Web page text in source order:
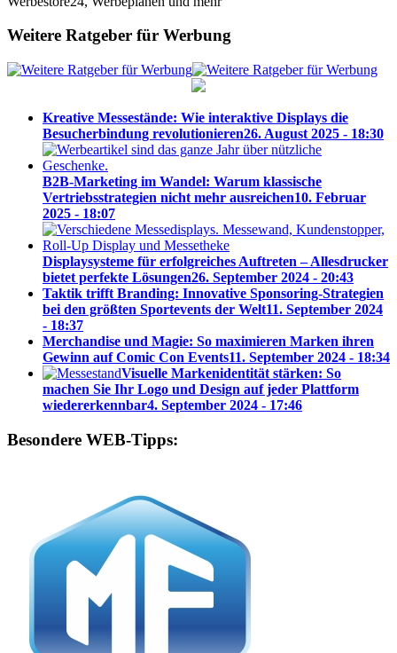
Weitere Ratgeber für Werbung
Kreative Messestände: Wie interaktive Displays die
Besucherbindung revolutionieren26. August 2025 - 18:30
B2B-Marketing im Wandel: Warum klassische
Vertriebsstrategien nicht mehr ausreichen10. Februar
2025 - 18:07
Displaysysteme für erfolgreiches Auftreten – Allesdrucker
bietet perfekte Lösungen26. September 2024 - 20:43
Taktik trifft Branding: Innovative Sponsoring-Strategien
bei den größten Sportevents der Welt11. September 2024
- 18:37
Merchandise und Magie: So maximieren Marken ihren
Gewinn auf Comic Con Events11. September 2024 - 18:34
Visuelle Markenidentität stärken: So
machen Sie Ihr Logo und Design auf jeder Plattform
wiedererkennbar4. September 2024 - 17:46
Besondere WEB-Tipps: